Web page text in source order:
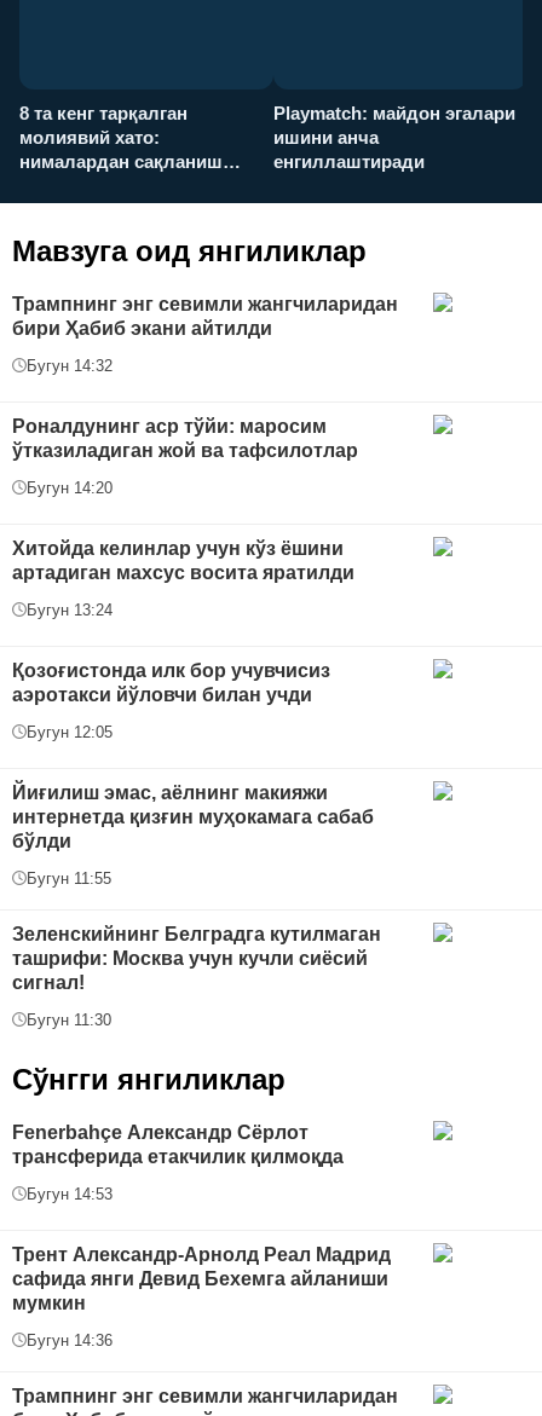
8 та кенг тарқалган
молиявий хато:
нималардан сақланиш
Playmatch: майдон эгалари
ишини анча
енгиллаштиради
Мавзуга оид янгиликлар
Трампнинг энг севимли жангчиларидан
бири Ҳабиб экани айтилди
Бугун 14:32
Роналдунинг аср тўйи: маросим
ўтказиладиган жой ва тафсилотлар
Бугун 14:20
Хитойда келинлар учун кўз ёшини
артадиган махсус восита яратилди
Бугун 13:24
Қозоғистонда илк бор учувчисиз
аэротакси йўловчи билан учди
Бугун 12:05
Йиғилиш эмас, аёлнинг макияжи
интернетда қизғин муҳокамага сабаб
бўлди
Бугун 11:55
Зеленскийнинг Белградга кутилмаган
ташрифи: Москва учун кучли сиёсий
сигнал!
Бугун 11:30
Сўнгги янгиликлар
Fenerbahçe Александр Сёрлот
трансферида етакчилик қилмоқда
Бугун 14:53
Трент Александр-Арнолд Реал Мадрид
сафида янги Девид Бехемга айланиши
мумкин
Бугун 14:36
Трампнинг энг севимли жангчиларидан